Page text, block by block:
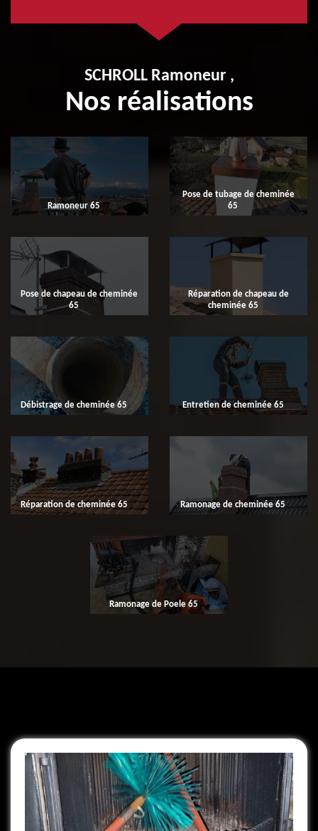
SCHROLL Ramoneur ,
Nos réalisations
Ramoneur 65
Pose de tubage de cheminée
65
Pose de chapeau de cheminée
65
Réparation de chapeau de
cheminée 65
Débistrage de cheminée 65 Entretien de cheminée 65
Réparation de cheminée 65 Ramonage de cheminée 65
Ramonage de Poele 65